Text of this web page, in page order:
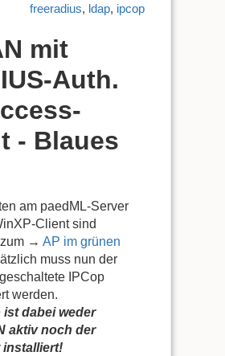
freeradius, ldap, ipcop
mit
Auth.
- Blaues
am paedML-Server
Client sind
zum →AP im grünen
muss nun der
IPCop
werden.
ist dabei weder
aktiv noch der
installiert!